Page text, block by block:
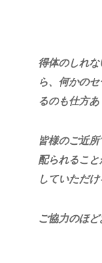
得体のしれ
ら、何かの
るのも仕方あ
皆様のご近
配られるこ
していただけ
ご協力のほど